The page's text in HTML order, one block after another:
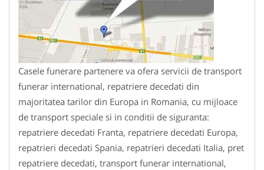
Casele funerare partenere va ofera servicii de transport
funerar international, repatriere decedati din
majoritatea tarilor din Europa in Romania, cu mijloace
de transport speciale si in conditii de siguranta:
repatriere decedati Franta, repatriere decedati Europa,
repatrieri decedati Spania, repatrieri decedati Italia, pret
repatriere decedati, transport funerar international,